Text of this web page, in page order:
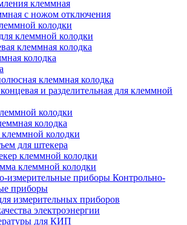
клеммная
с ножом отключения
колодки
клеммной колодки
клеммная колодка
колодка
клеммная колодка
и разделительная для клеммной
колодки
колодка
колодки
для штекера
клеммной колодки
клеммной колодки
Контрольно-
приборы
измерительных приборов
электроэнергии
для КИП